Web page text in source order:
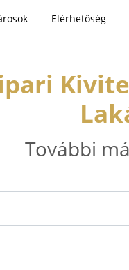
Elérhetőség
További